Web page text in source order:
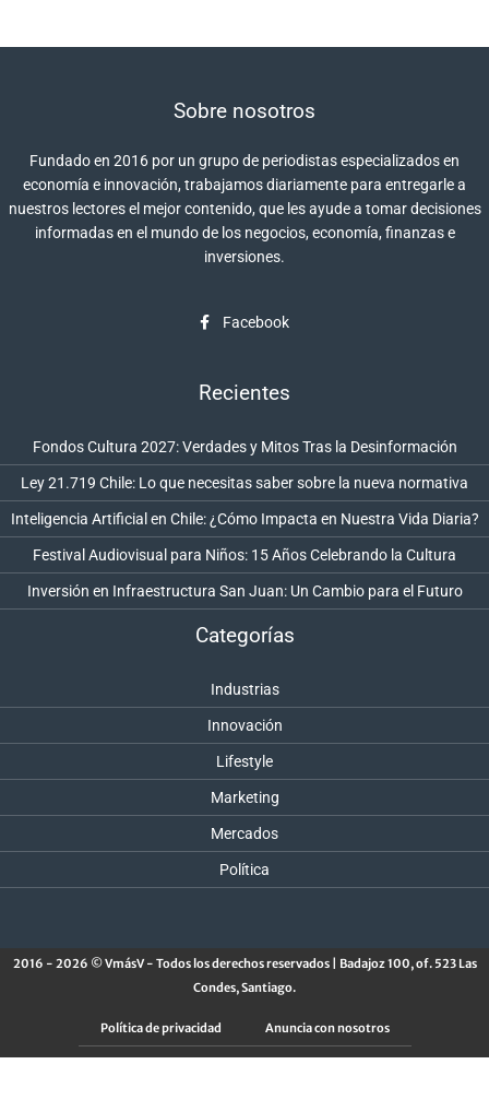
Sobre nosotros
Fundado en 2016 por un grupo de periodistas especializados en
economía e innovación, trabajamos diariamente para entregarle a
nuestros lectores el mejor contenido, que les ayude a tomar decisiones
informadas en el mundo de los negocios, economía, finanzas e
inversiones.
Facebook
Recientes
Fondos Cultura 2027: Verdades y Mitos Tras la Desinformación
Ley 21.719 Chile: Lo que necesitas saber sobre la nueva normativa
Inteligencia Artificial en Chile: ¿Cómo Impacta en Nuestra Vida Diaria?
Festival Audiovisual para Niños: 15 Años Celebrando la Cultura
Inversión en Infraestructura San Juan: Un Cambio para el Futuro
Categorías
Industrias
Innovación
Lifestyle
Marketing
Mercados
Política
2016 - 2026 © VmásV - Todos los derechos reservados | Badajoz 100, of. 523 Las
Condes, Santiago.
Política de privacidad Anuncia con nosotros